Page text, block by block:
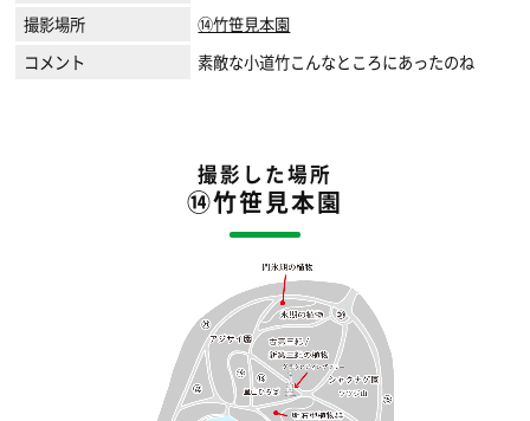
撮影場所
⑭竹笹見本園
コメント
素敵な小道竹こんなところにあったのね
撮影した場所
⑭竹笹見本園